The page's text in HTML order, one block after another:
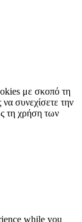
με σκοπό τη
συνεχίσετε την
τη χρήση των
while you